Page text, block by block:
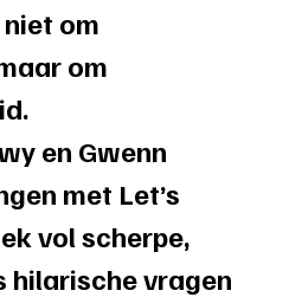
om
om
en Gwenn
met Let’s
vol scherpe,
hilarische vragen